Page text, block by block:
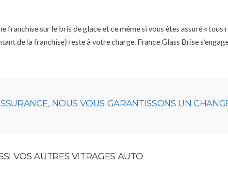
franchise sur le bris de glace et ce même si vous êtes assuré « tous
de la franchise) reste à votre charge. France Glass Brise
NOUS VOUS GARANTISSONS UN
VOS AUTRES VITRAGES AUTO